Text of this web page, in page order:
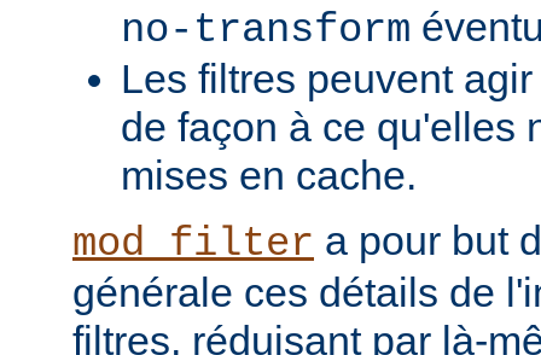
no-transform
Les filtres peuvent
de façon à ce qu'elles
mises en cache.
mod_filter a pour but
générale ces détails de
filtres, réduisant par là-